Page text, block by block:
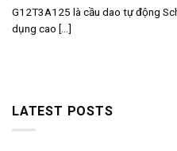
G12T3A125 là cầu dao tự động
dụng cao [...]
LATEST POSTS